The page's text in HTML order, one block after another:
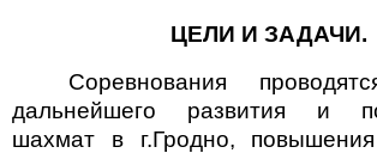
ЦЕЛИ И ЗАДАЧИ.
Соревнования
дальнейшего развития и
шахмат в г.Гродно, повышения